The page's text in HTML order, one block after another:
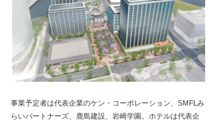
事業予定者は代表企業のケン・コーポレーション、SMFLみ
らいパートナーズ、鹿島建設、岩崎学園。ホテルは代表企